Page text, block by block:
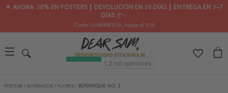
🌟 AHORA: 30% EN PÓSTERS ┃ DEVOLUCIÓN EN 30 DÍAS ┃ ENTREGA EN 2–7
DÍAS 📦✨
Code: SUMMER30, hasta el 9/8
PÓSTERS / BOTÁNICOS / FLORES / BOTANIQUE NO. 3